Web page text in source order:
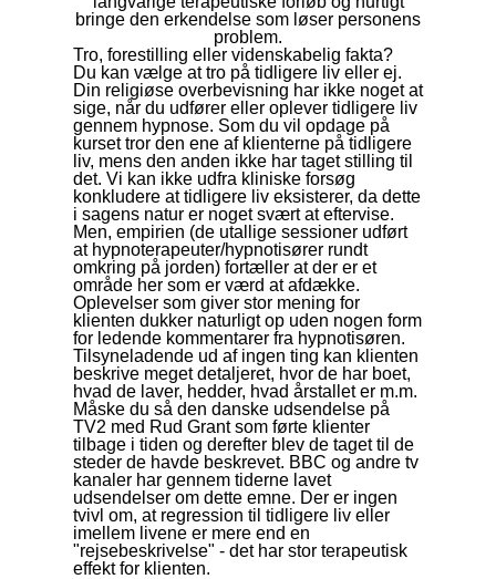
bringe den erkendelse som løser personens
problem.
Tro, forestilling eller videnskabelig fakta?
Du kan vælge at tro på tidligere liv eller ej.
Din religiøse overbevisning har ikke noget at
sige, når du udfører eller oplever tidligere liv
gennem hypnose. Som du vil opdage på
kurset tror den ene af klienterne på tidligere
liv, mens den anden ikke har taget stilling til
det. Vi kan ikke udfra kliniske forsøg
konkludere at tidligere liv eksisterer, da dette
i sagens natur er noget svært at eftervise.
Men, empirien (de utallige sessioner udført
at hypnoterapeuter/hypnotisører rundt
omkring på jorden) fortæller at der er et
område her som er værd at afdække.
Oplevelser som giver stor mening for
klienten dukker naturligt op uden nogen form
for ledende kommentarer fra hypnotisøren.
Tilsyneladende ud af ingen ting kan klienten
beskrive meget detaljeret, hvor de har boet,
hvad de laver, hedder, hvad årstallet er m.m.
Måske du så den danske udsendelse på
TV2 med Rud Grant som førte klienter
tilbage i tiden og derefter blev de taget til de
steder de havde beskrevet. BBC og andre tv
kanaler har gennem tiderne lavet
udsendelser om dette emne. Der er ingen
tvivl om, at regression til tidligere liv eller
imellem livene er mere end en
"rejsebeskrivelse" - det har stor terapeutisk
effekt for klienten.